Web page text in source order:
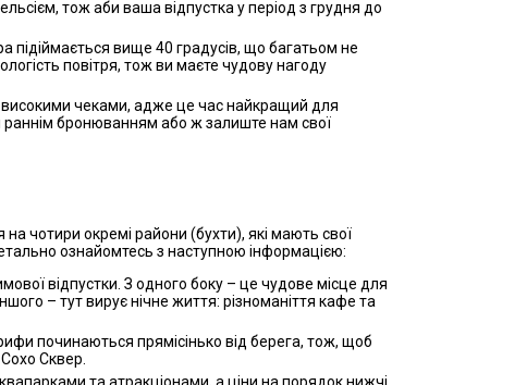
тож аби ваша відпустка у період з грудня до
підіймається вище 40 градусів, що багатьом не
повітря, тож ви маєте чудову нагоду
високими чеками, адже це час найкращий для
раннім бронюванням або ж залиште нам свої
чотири окремі райони (бухти), які мають свої
ознайомтесь з наступною інформацією:
відпустки. З одного боку – це чудове місце для
– тут вирує нічне життя: різноманіття кафе та
починаються прямісінько від берега, тож, щоб
Сквер.